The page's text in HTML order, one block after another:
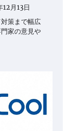
月13日
策まで幅広
家の意見や